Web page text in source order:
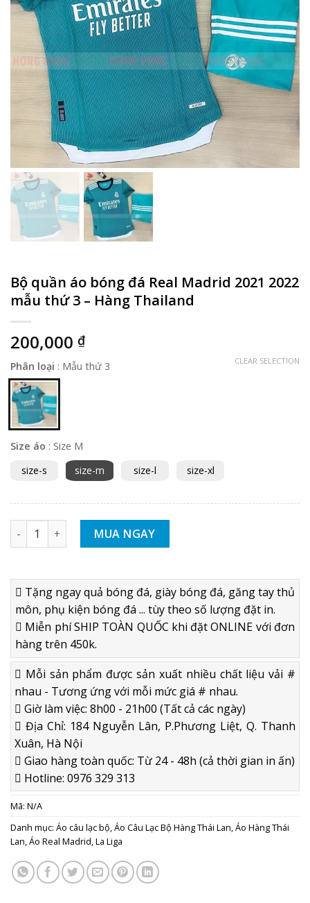
Bộ quần áo bóng đá Real Madrid 2021 2022
mẫu thứ 3 – Hàng Thailand
200,000 ₫
Phân loại : Mẫu thứ 3
Size áo : Size M
size-s
size-m size-l size-xl
CLEAR SELECTION
Bộ quần áo bóng đá Real Madrid 2021 2022 mẫu thứ 3 -
MUA NGAY
Tặng ngay quả bóng đá, giày bóng đá, găng tay thủ
môn, phụ kiện bóng đá ... tùy theo số lượng đặt in.
Miễn phí SHIP TOÀN QUỐC khi đặt ONLINE với đơn
hàng trên 450k.
Mỗi sản phẩm được sản xuất nhiều chất liệu vải #
nhau - Tương ứng với mỗi mức giá # nhau.
Giờ làm việc: 8h00 - 21h00 (Tất cả các ngày)
Địa Chỉ: 184 Nguyễn Lân, P.Phương Liệt, Q. Thanh
Xuân, Hà Nội
Giao hàng toàn quốc: Từ 24 - 48h (cả thời gian in ấn)
Hotline: 0976 329 313
Mã: N/A
Danh mục: Áo câu lạc bộ,Áo Câu Lạc Bộ Hàng Thái Lan,Áo Hàng Thái
Lan,Áo Real Madrid,La Liga